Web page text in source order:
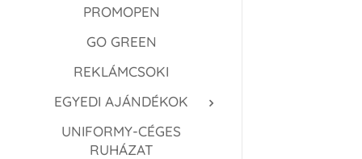
PROMOPEN
GO GREEN
REKLÁMCSOKI
EGYEDI AJÁNDÉKOK
UNIFORMY-CÉGES
RUHÁZAT